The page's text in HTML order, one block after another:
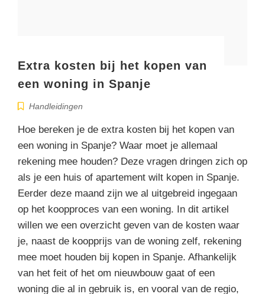
Extra kosten bij het kopen van
een woning in Spanje
Handleidingen
Hoe bereken je de extra kosten bij het kopen van
een woning in Spanje? Waar moet je allemaal
rekening mee houden? Deze vragen dringen zich op
als je een huis of apartement wilt kopen in Spanje.
Eerder deze maand zijn we al uitgebreid ingegaan
op het koopproces van een woning. In dit artikel
willen we een overzicht geven van de kosten waar
je, naast de koopprijs van de woning zelf, rekening
mee moet houden bij kopen in Spanje. Afhankelijk
van het feit of het om nieuwbouw gaat of een
woning die al in gebruik is, en vooral van de regio,